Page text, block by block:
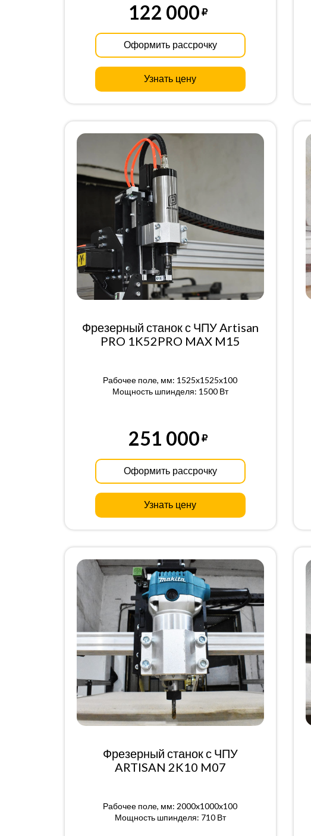
122 000
Оформить рассрочку
Узнать цену
Фрезерный станок с ЧПУ Artisan
PRO 1K52PRO MAX M15
Рабочее поле, мм: 1525x1525x100
Мощность шпинделя: 1500 Вт
251 000
Оформить рассрочку
Узнать цену
Фрезерный станок с ЧПУ
ARTISAN 2K10 M07
Рабочее поле, мм: 2000x1000x100
Мощность шпинделя: 710 Вт